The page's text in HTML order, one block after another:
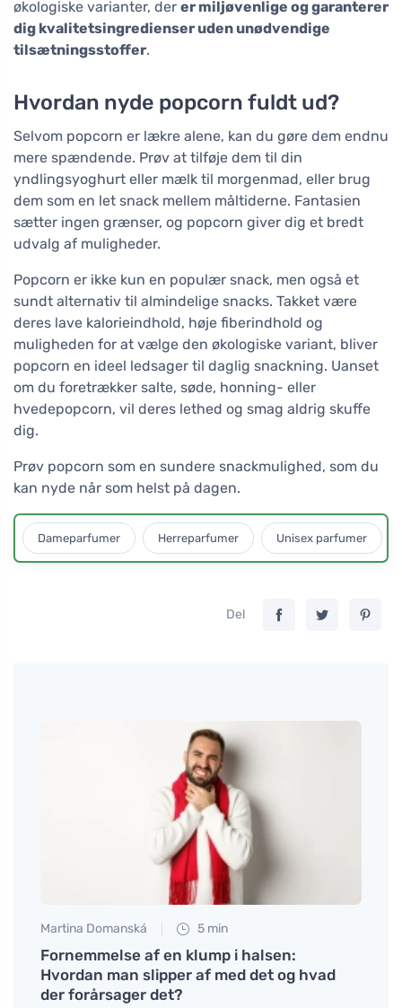
økologiske varianter, der er miljøvenlige og garanterer
dig kvalitetsingredienser uden unødvendige
tilsætningsstoffer.
Hvordan nyde popcorn fuldt ud?
Selvom popcorn er lækre alene, kan du gøre dem endnu
mere spændende. Prøv at tilføje dem til din
yndlingsyoghurt eller mælk til morgenmad, eller brug
dem som en let snack mellem måltiderne. Fantasien
sætter ingen grænser, og popcorn giver dig et bredt
udvalg af muligheder.
Popcorn er ikke kun en populær snack, men også et
sundt alternativ til almindelige snacks. Takket være
deres lave kalorieindhold, høje fiberindhold og
muligheden for at vælge den økologiske variant, bliver
popcorn en ideel ledsager til daglig snackning. Uanset
om du foretrækker salte, søde, honning- eller
hvedepopcorn, vil deres lethed og smag aldrig skuffe
dig.
Prøv popcorn som en sundere snackmulighed, som du
kan nyde når som helst på dagen.
Dameparfumer Herreparfumer Unisex parfumer
Del
Martina Domanská 5 min
Fornemmelse af en klump i halsen:
Hvordan man slipper af med det og hvad
der forårsager det?